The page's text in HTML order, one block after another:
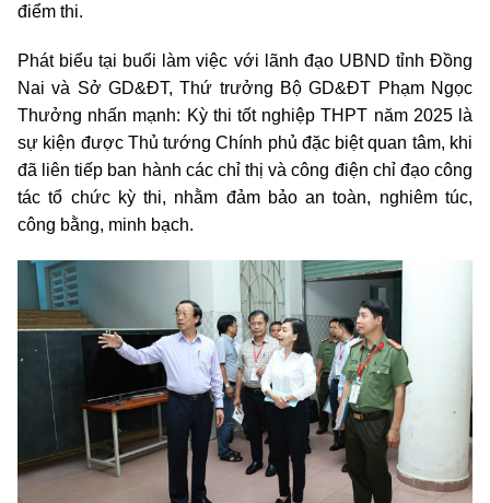
điểm thi.
Phát biểu tại buổi làm việc với lãnh đạo UBND tỉnh Đồng
Nai và Sở GD&ĐT, Thứ trưởng Bộ GD&ĐT Phạm Ngọc
Thưởng nhấn mạnh: Kỳ thi tốt nghiệp THPT năm 2025 là
sự kiện được Thủ tướng Chính phủ đặc biệt quan tâm, khi
đã liên tiếp ban hành các chỉ thị và công điện chỉ đạo công
tác tổ chức kỳ thi, nhằm đảm bảo an toàn, nghiêm túc,
công bằng, minh bạch.